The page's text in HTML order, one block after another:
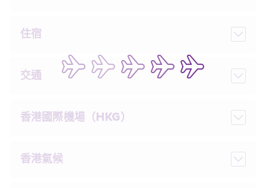
住宿
交通
香港國際機場（HKG）
香港氣候